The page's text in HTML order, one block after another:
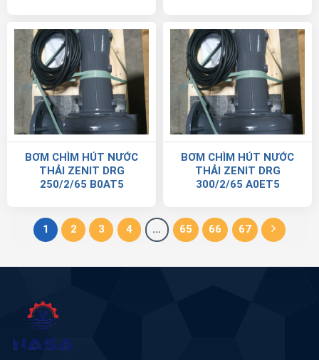
BƠM CHÌM HÚT NƯỚC
THẢI ZENIT DRG
250/2/65 B0AT5
BƠM CHÌM HÚT NƯỚC
THẢI ZENIT DRG
300/2/65 A0ET5
1 2 3 4 … 65 66 67